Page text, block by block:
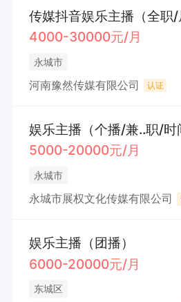
传媒抖音娱乐主播（全职/
4000-30000元/月
永城市
河南豫然传媒有限公司 认证
5000-20000元/月
永城市
永城市展权文化传媒有限公司
娱乐主播（团播）
6000-20000元/月
东城区